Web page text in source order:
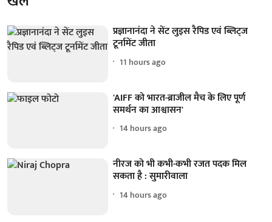
प्रज्ञानानंदा ने सेंट लुइस रैपिड एवं ब्लिट्ज
टूर्नामेंट जीता
11 hours ago
'AIFF को भारत-ब्राजील मैच के लिए पूर्ण
समर्थन का आश्वासन'
14 hours ago
नीरज को भी कभी-कभी रजत पदक मिल
सकता है : सुमारीवाला
14 hours ago